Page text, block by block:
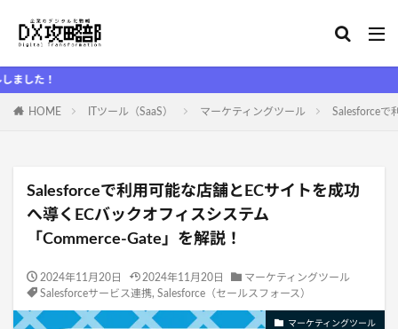
HOME ITツール（SaaS） マーケティングツール Salesforceで
Salesforceで利用可能な店舗とECサイトを成功
へ導くECバックオフィスシステム
「Commerce-Gate」を解説！
2024年11月20日 2024年11月20日
マーケティングツール
Salesforceサービス連携, Salesforce（セールスフォース）
マーケティングツール